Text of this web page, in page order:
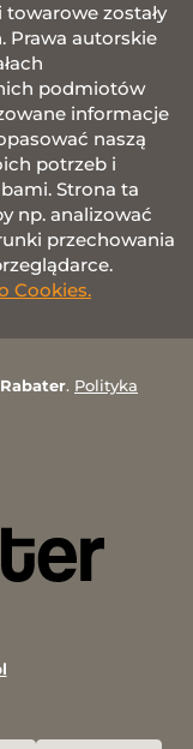
zostały
Prawa autorskie
podmiotów
informacje
naszą
potrzeb i
Strona ta
np. analizować
przechowania
Cookies.
Rabater. Polityka